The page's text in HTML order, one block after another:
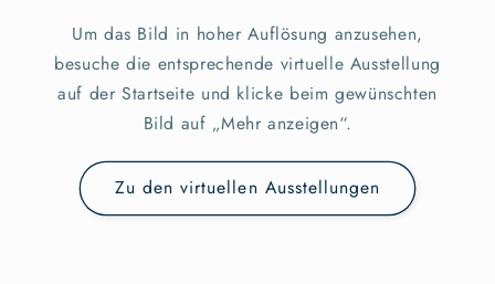
Um das Bild in hoher Auflösung anzusehen,
besuche die entsprechende virtuelle Ausstellung
auf der Startseite und klicke beim gewünschten
Bild auf „Mehr anzeigen“.
Zu den virtuellen Ausstellungen